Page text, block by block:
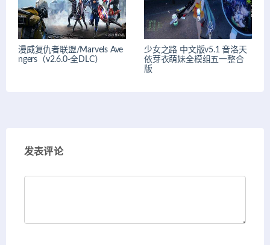
漫威复仇者联盟/Marvels Ave
ngers（v2.6.0-全DLC）
少女之路 中文版v5.1 音洛天
依芽衣萌妹全模组五一整合
版
发表评论